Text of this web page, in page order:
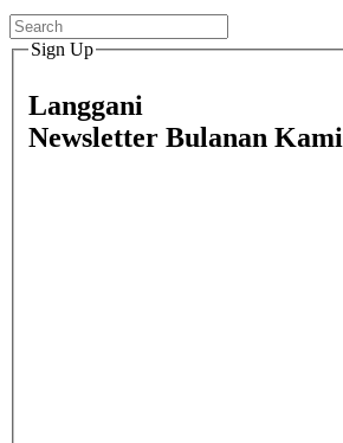
Sign Up
Langgani
Newsletter Bulanan Kami